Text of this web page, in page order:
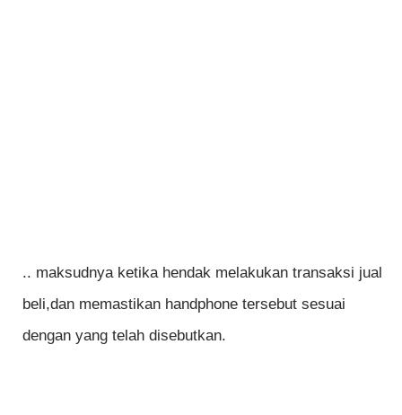
.. maksudnya ketika hendak melakukan transaksi jual
beli,dan memastikan handphone tersebut sesuai
dengan yang telah disebutkan.